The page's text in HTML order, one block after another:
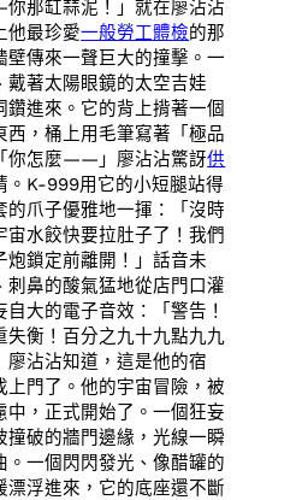
那缸蒜泥！」就在廖沾沾
他最珍愛一般勞工體檢的那
壁傳來一聲巨大的撞擊。一
戴著太陽眼鏡的太空吉娃
鑽進來。它的背上揹著一個
西，桶上用毛筆寫著「極品
你怎麼——」廖沾沾驚訝供
。K-999用它的小短腿站得
的爪子優雅地一揮：「沒時
宙水餃快要拉肚子了！我們
炮鎖定前離開！」話音未
刺鼻的酸氣猛地從店門口灌
大的電子音效：「警告！
失衡！百分之九十九點九九
廖沾沾知道，這是他的宿
上門了。他的宇宙冒險，被
中，正式開始了。一個狂妄
撞破的牆門邊緣，光線一瞬
。一個閃閃發光、像醋罐的
漂浮進來，它的底座還不斷